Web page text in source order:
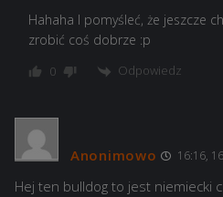
Hahaha I pomyśleć, że jeszcze
zrobić coś dobrze :p
0 Odpowiedz
Anonimowo 16:16,
Hej ten bulldog to jest niemiecki